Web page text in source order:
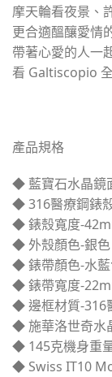
摩天輪看夜景、
更合適醞釀愛情
帶著心愛的人一
看 Galtiscopio
產品規格
◆ 藍寶石水晶
◆ 316醫療鋼錶
◆ 錶殼寬度-
◆ 外殼顏色-銀色
◆ 錶帶顏色-水
◆ 錶帶寬度-
◆ 邊框材質-316
◆ 施華洛世奇水
◆ 145克機身重
◆ Swiss IT10